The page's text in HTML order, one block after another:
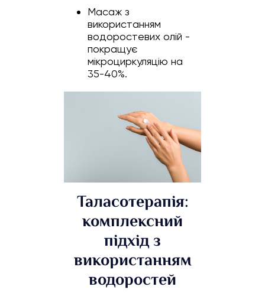
Масаж з
використанням
водоростевих олій -
покращує
мікроциркуляцію на
35-40%.
Таласотерапія:
комплексний
підхід з
використанням
водоростей